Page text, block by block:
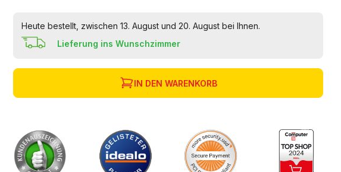
Heute bestellt, zwischen 13. August und 20. August bei Ihnen.
Lieferung ins Wunschzimmer
IN DEN WARENKORB